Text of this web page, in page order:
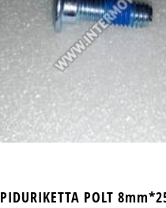
PIDURIKETTA POLT